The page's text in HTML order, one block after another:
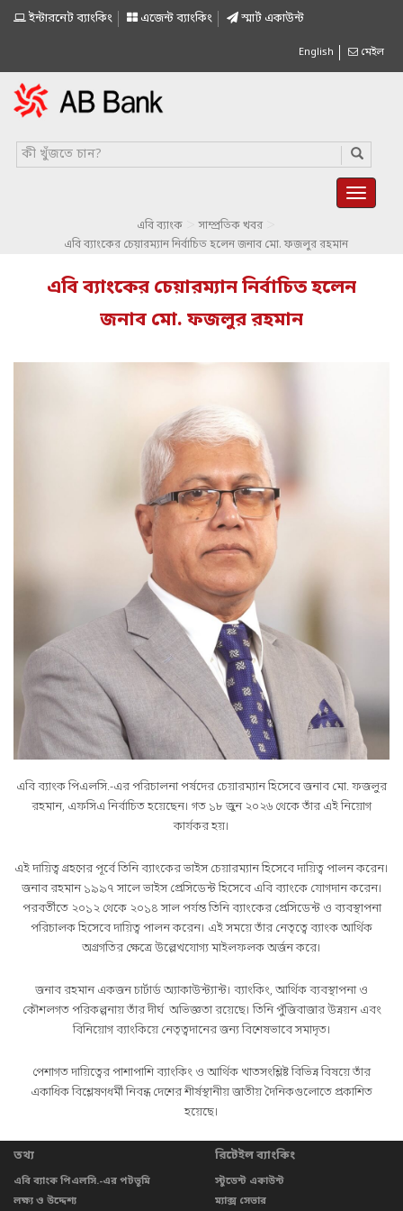
ইন্টারনেট ব্যাংকিং এজেন্ট ব্যাংকিং স্মাৰ্ট একাউন্ট
English মেইল
এবি ব্যাংক সাম্প্রতিক খবর
এবি ব্যাংকের চেয়ারম্যান নির্বাচিত হলেন জনাব মো. ফজলুর রহমান
এবি ব্যাংকের চেয়ারম্যান নির্বাচিত হলেন
জনাব মো. ফজলুর রহমান
এবি ব্যাংক পিএলসি.-এর পরিচালনা পর্ষদের চেয়ারম্যান হিসেবে জনাব মো. ফজলুর
রহমান, এফসিএ নির্বাচিত হয়েছেন। গত ১৮ জুন ২০২৬ থেকে তাঁর এই নিয়োগ
কার্যকর হয়।
এই দায়িত্ব গ্রহণের পূর্বে তিনি ব্যাংকের ভাইস চেয়ারম্যান হিসেবে দায়িত্ব পালন করেন।
জনাব রহমান ১৯৯৭ সালে ভাইস প্রেসিডেন্ট হিসেবে এবি ব্যাংকে যোগদান করেন।
পরবর্তীতে ২০১২ থেকে ২০১৪ সাল পর্যন্ত তিনি ব্যাংকের প্রেসিডেন্ট ও ব্যবস্থাপনা
পরিচালক হিসেবে দায়িত্ব পালন করেন। এই সময়ে তাঁর নেতৃত্বে ব্যাংক আর্থিক
অগ্রগতির ক্ষেত্রে উল্লেখযোগ্য মাইলফলক অর্জন করে।
জনাব রহমান একজন চার্টার্ড অ্যাকাউন্ট্যান্ট। ব্যাংকিং, আর্থিক ব্যবস্থাপনা ও
কৌশলগত পরিকল্পনায় তাঁর দীর্ঘ অভিজ্ঞতা রয়েছে। তিনি পুঁজিবাজার উন্নয়ন এবং
বিনিয়োগ ব্যাংকিয়ে নেতৃত্বদানের জন্য বিশেষভাবে সমাদৃত।
পেশাগত দায়িত্বের পাশাপাশি ব্যাংকিং ও আর্থিক খাতসংশ্লিষ্ট বিভিন্ন বিষয়ে তাঁর
একাধিক বিশ্লেষণধর্মী নিবন্ধ দেশের শীর্ষস্থানীয় জাতীয় দৈনিকগুলোতে প্রকাশিত
হয়েছে।
তথ্য
এবি ব্যাংক পিএলসি.-এর পটভূমি
লক্ষ্য ও উদ্দেশ্য
রিটেইল ব্যাংকিং
স্টুডেন্ট একাউন্ট
ম্যাক্স সেভার